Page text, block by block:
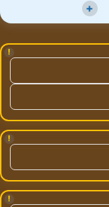
+
!
!
!